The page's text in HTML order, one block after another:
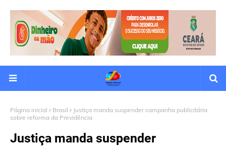
Página inicial Brasil
Justiça manda suspender campanha publicitária
sobre reforma da Previdência
Justiça manda suspender